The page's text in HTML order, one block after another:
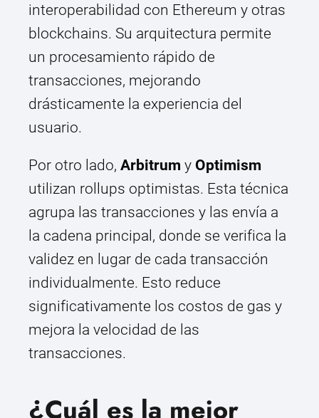
interoperabilidad con Ethereum y otras
blockchains. Su arquitectura permite
un procesamiento rápido de
transacciones, mejorando
drásticamente la experiencia del
usuario.
Por otro lado, Arbitrum y Optimism
utilizan rollups optimistas. Esta técnica
agrupa las transacciones y las envía a
la cadena principal, donde se verifica la
validez en lugar de cada transacción
individualmente. Esto reduce
significativamente los costos de gas y
mejora la velocidad de las
transacciones.
¿Cuál es la mejor